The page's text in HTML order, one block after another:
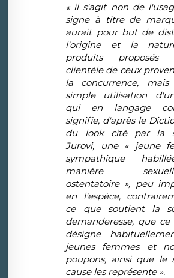
« il s'agit non de
signe àtitre de
aurait pour but de
l'origine et la
produits proposés
clientèle de ceux
la concurrence,
simple utilisation
qui en langage
signifie, d'après le
du look citépar la
Jurovi, une «jeune
sympathique habillé
manière
ostentatoire », peu
en l'espèce,
ce que soutient la
demanderesse, que
désigne
jeunes femmes et
poupons, ainsi que le
cause les représente».